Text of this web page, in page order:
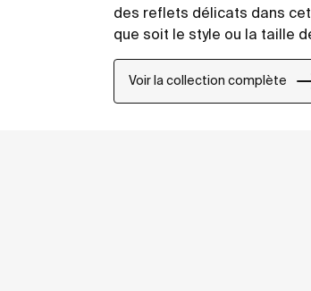
des reflets délicats dans
que soit le style ou la taille
Voir la collection complète